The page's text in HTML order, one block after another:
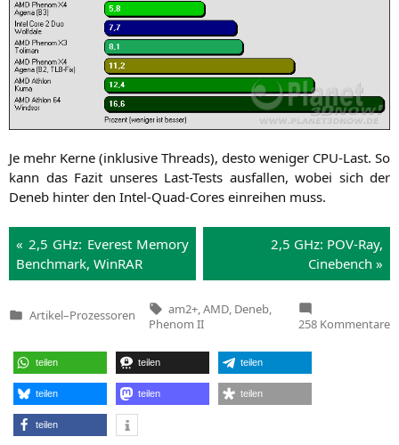
Je mehr Ker­ne (inklu­si­ve Threads), des­to weni­ger CPU-Last. So
kann das Fazit unse­res Last-Tests aus­fal­len, wobei sich der
Deneb hin­ter den Intel-Quad-Cores ein­rei­hen muss.
« 2,5 GHz: Ever­est Memo­ry
Bench­mark, Win­RAR
2,5 GHz: POV-Ray,
Cinebench »
Veröffentlicht
Artikel–Prozessoren
Tags:
am2+,AMD, Deneb,
Phenom II
258 Kommentare
teilen teilen teilen
teilen teilen teilen
teilen